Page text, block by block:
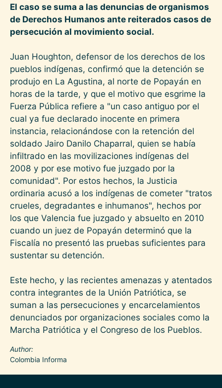
El caso se suma a las denuncias de organismos
de Derechos Humanos ante reiterados casos de
persecución al movimiento social.
Juan Houghton, defensor de los derechos de los
pueblos indígenas, confirmó que la detención se
produjo en La Agustina, al norte de Popayán en
horas de la tarde, y que el motivo que esgrime la
Fuerza Pública refiere a "un caso antiguo por el
cual ya fue declarado inocente en primera
instancia, relacionándose con la retención del
soldado Jairo Danilo Chaparral, quien se había
infiltrado en las movilizaciones indígenas del
2008 y por ese motivo fue juzgado por la
comunidad". Por estos hechos, la Justicia
ordinaria acusó a los indígenas de cometer "tratos
crueles, degradantes e inhumanos", hechos por
los que Valencia fue juzgado y absuelto en 2010
cuando un juez de Popayán determinó que la
Fiscalía no presentó las pruebas suficientes para
sustentar su detención.
Este hecho, y las recientes amenazas y atentados
contra integrantes de la Unión Patriótica, se
suman a las persecuciones y encarcelamientos
denunciados por organizaciones sociales como la
Marcha Patriótica y el Congreso de los Pueblos.
Author
Colombia Informa